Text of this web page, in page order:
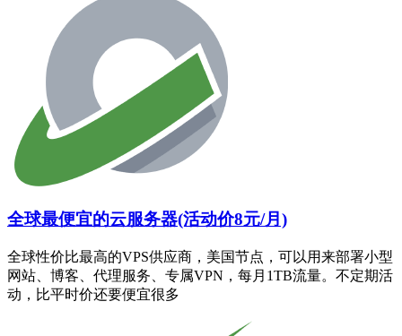
全球最便宜的云服务器(活动价8元/月)
全球性价比最高的VPS供应商，美国节点，可以用来部署小型
网站、博客、代理服务、专属VPN，每月1TB流量。不定期活
动，比平时价还要便宜很多